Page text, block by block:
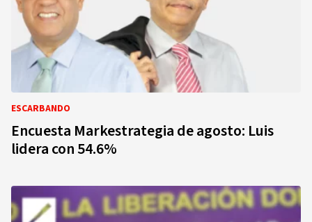
ESCARBANDO
Encuesta Markestrategia de agosto: Luis
lidera con 54.6%